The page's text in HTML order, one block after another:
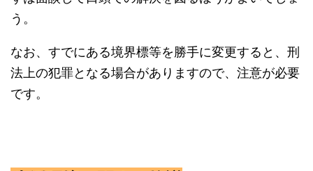
う。
なお、すでにある境界標等を勝手に変更すると、刑
法上の犯罪となる場合がありますので、注意が必要
です。